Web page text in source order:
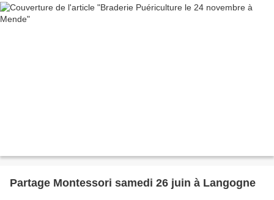
Partage Montessori samedi 26 juin à Langogne